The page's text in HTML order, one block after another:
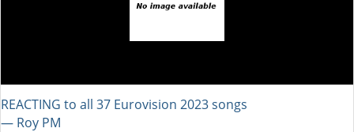
REACTING to all 37 Eurovision 2023 songs
― Roy PM